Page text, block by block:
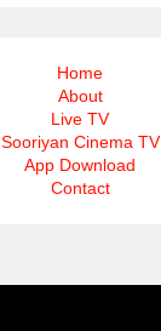
Home
About
Live TV
Sooriyan Cinema TV
App Download
Contact